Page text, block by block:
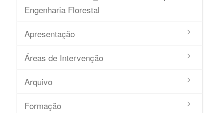
Engenharia Florestal
Apresentação
Áreas de Intervenção
Arquivo
Formação